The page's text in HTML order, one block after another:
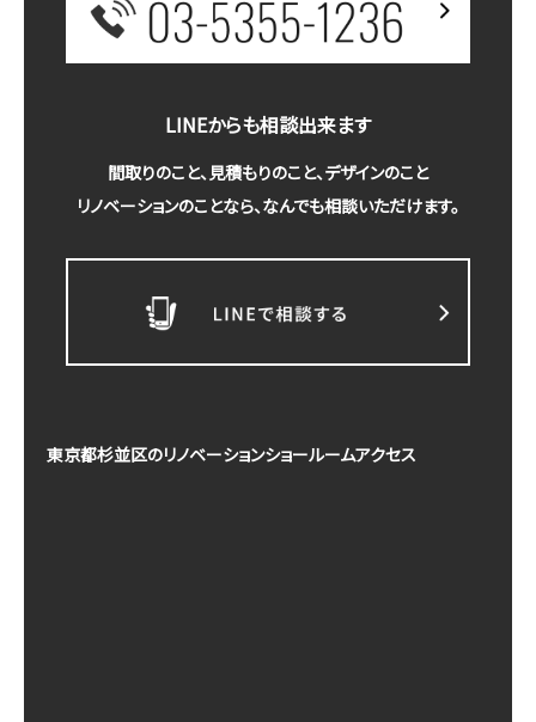
LINEからも相談出来ます
間取りのこと、見積もりのこと、デザインのこと
リノベーションのことなら、なんでも相談いただけます。
東京都杉並区のリノベーションショールームアクセス